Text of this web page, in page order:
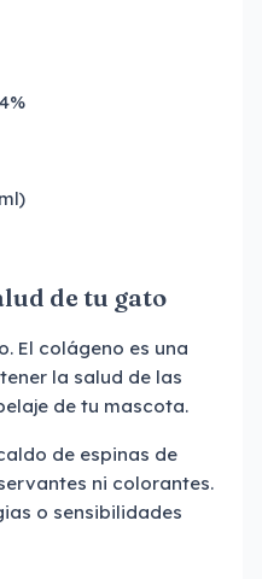
de tu gato
El colágeno es una
la salud de las
de tu mascota.
de espinas de
ni colorantes.
o sensibilidades